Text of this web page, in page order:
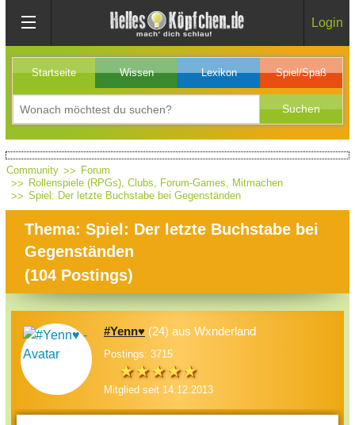
Login
Startseite Wissen Lexikon Spiel/Spaß
Community
Forum
Rollenspiele (RPGs), Clubs, Forum-Games, Mitmachen
Spiel: Der letzte Buchstabe bei Gegenständen
Thema: Spiel: Der letzte Buchstabe bei
Gegenständen
(104 Postings)
#Yenn♥ (24) aus Wxnderland
Postings: 3715
Mitglied seit 14.12.2013